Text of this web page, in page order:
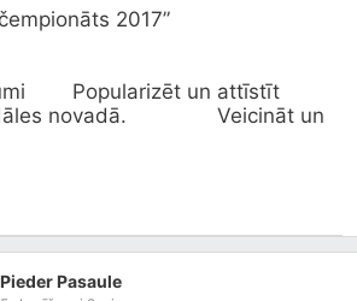
2017”
Veicināt un
Pasaule